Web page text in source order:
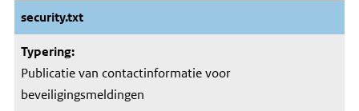
security.txt
Publicatie van contactinformatie voor
beveiligingsmeldingen